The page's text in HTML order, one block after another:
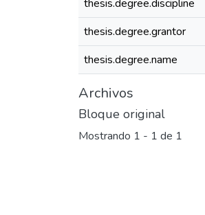
thesis.degree.discipline
thesis.degree.grantor
thesis.degree.name
Archivos
Bloque original
Mostrando 1 - 1 de 1